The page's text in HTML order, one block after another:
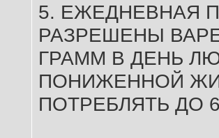
5. ЕЖЕДНЕВНАЯ
РАЗРЕШЕНЫ
ГРАММ В ДЕНЬ
ПОНИЖЕННОЙ
ПОТРЕБЛЯТЬ ДО